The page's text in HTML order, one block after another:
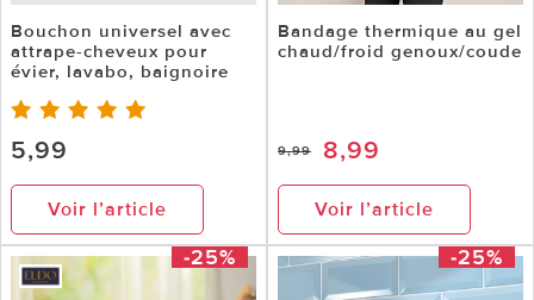
Bouchon universel avec
attrape-cheveux pour
évier, lavabo, baignoire
5,99
Voir l’article
Bandage thermique au gel
chaud/froid genoux/coude
9,99 8,99
Voir l’article
-25% -25%